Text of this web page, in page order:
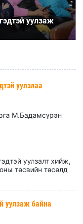
уулзаж
уулзлаа
М.Бадамсүрэн
уулзалт хийж,
төсвийн төсөлд
уулзаж байна